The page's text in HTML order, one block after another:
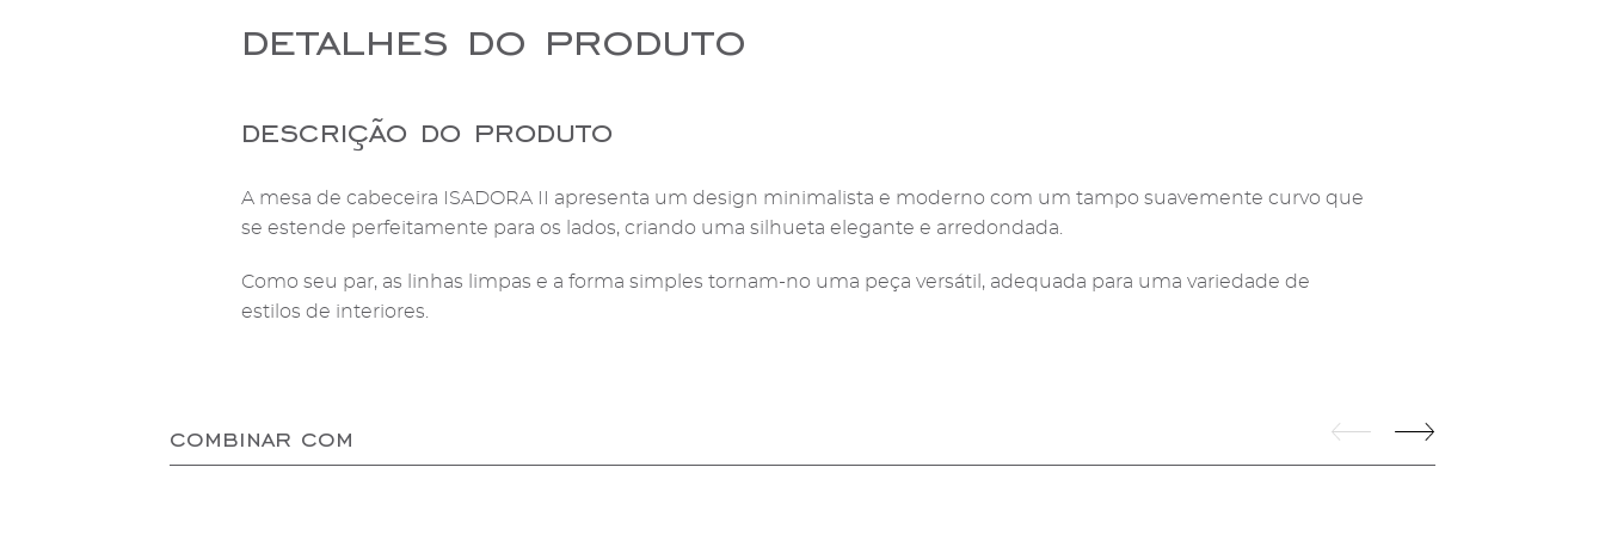
detalhes do produto
descrição do produto
A mesa de cabeceira ISADORA II apresenta um design minimalista e moderno com um tampo suavemente curvo que
se estende perfeitamente para os lados, criando uma silhueta elegante e arredondada.
Como seu par, as linhas limpas e a forma simples tornam-no uma peça versátil, adequada para uma variedade de
estilos de interiores.
combinar com